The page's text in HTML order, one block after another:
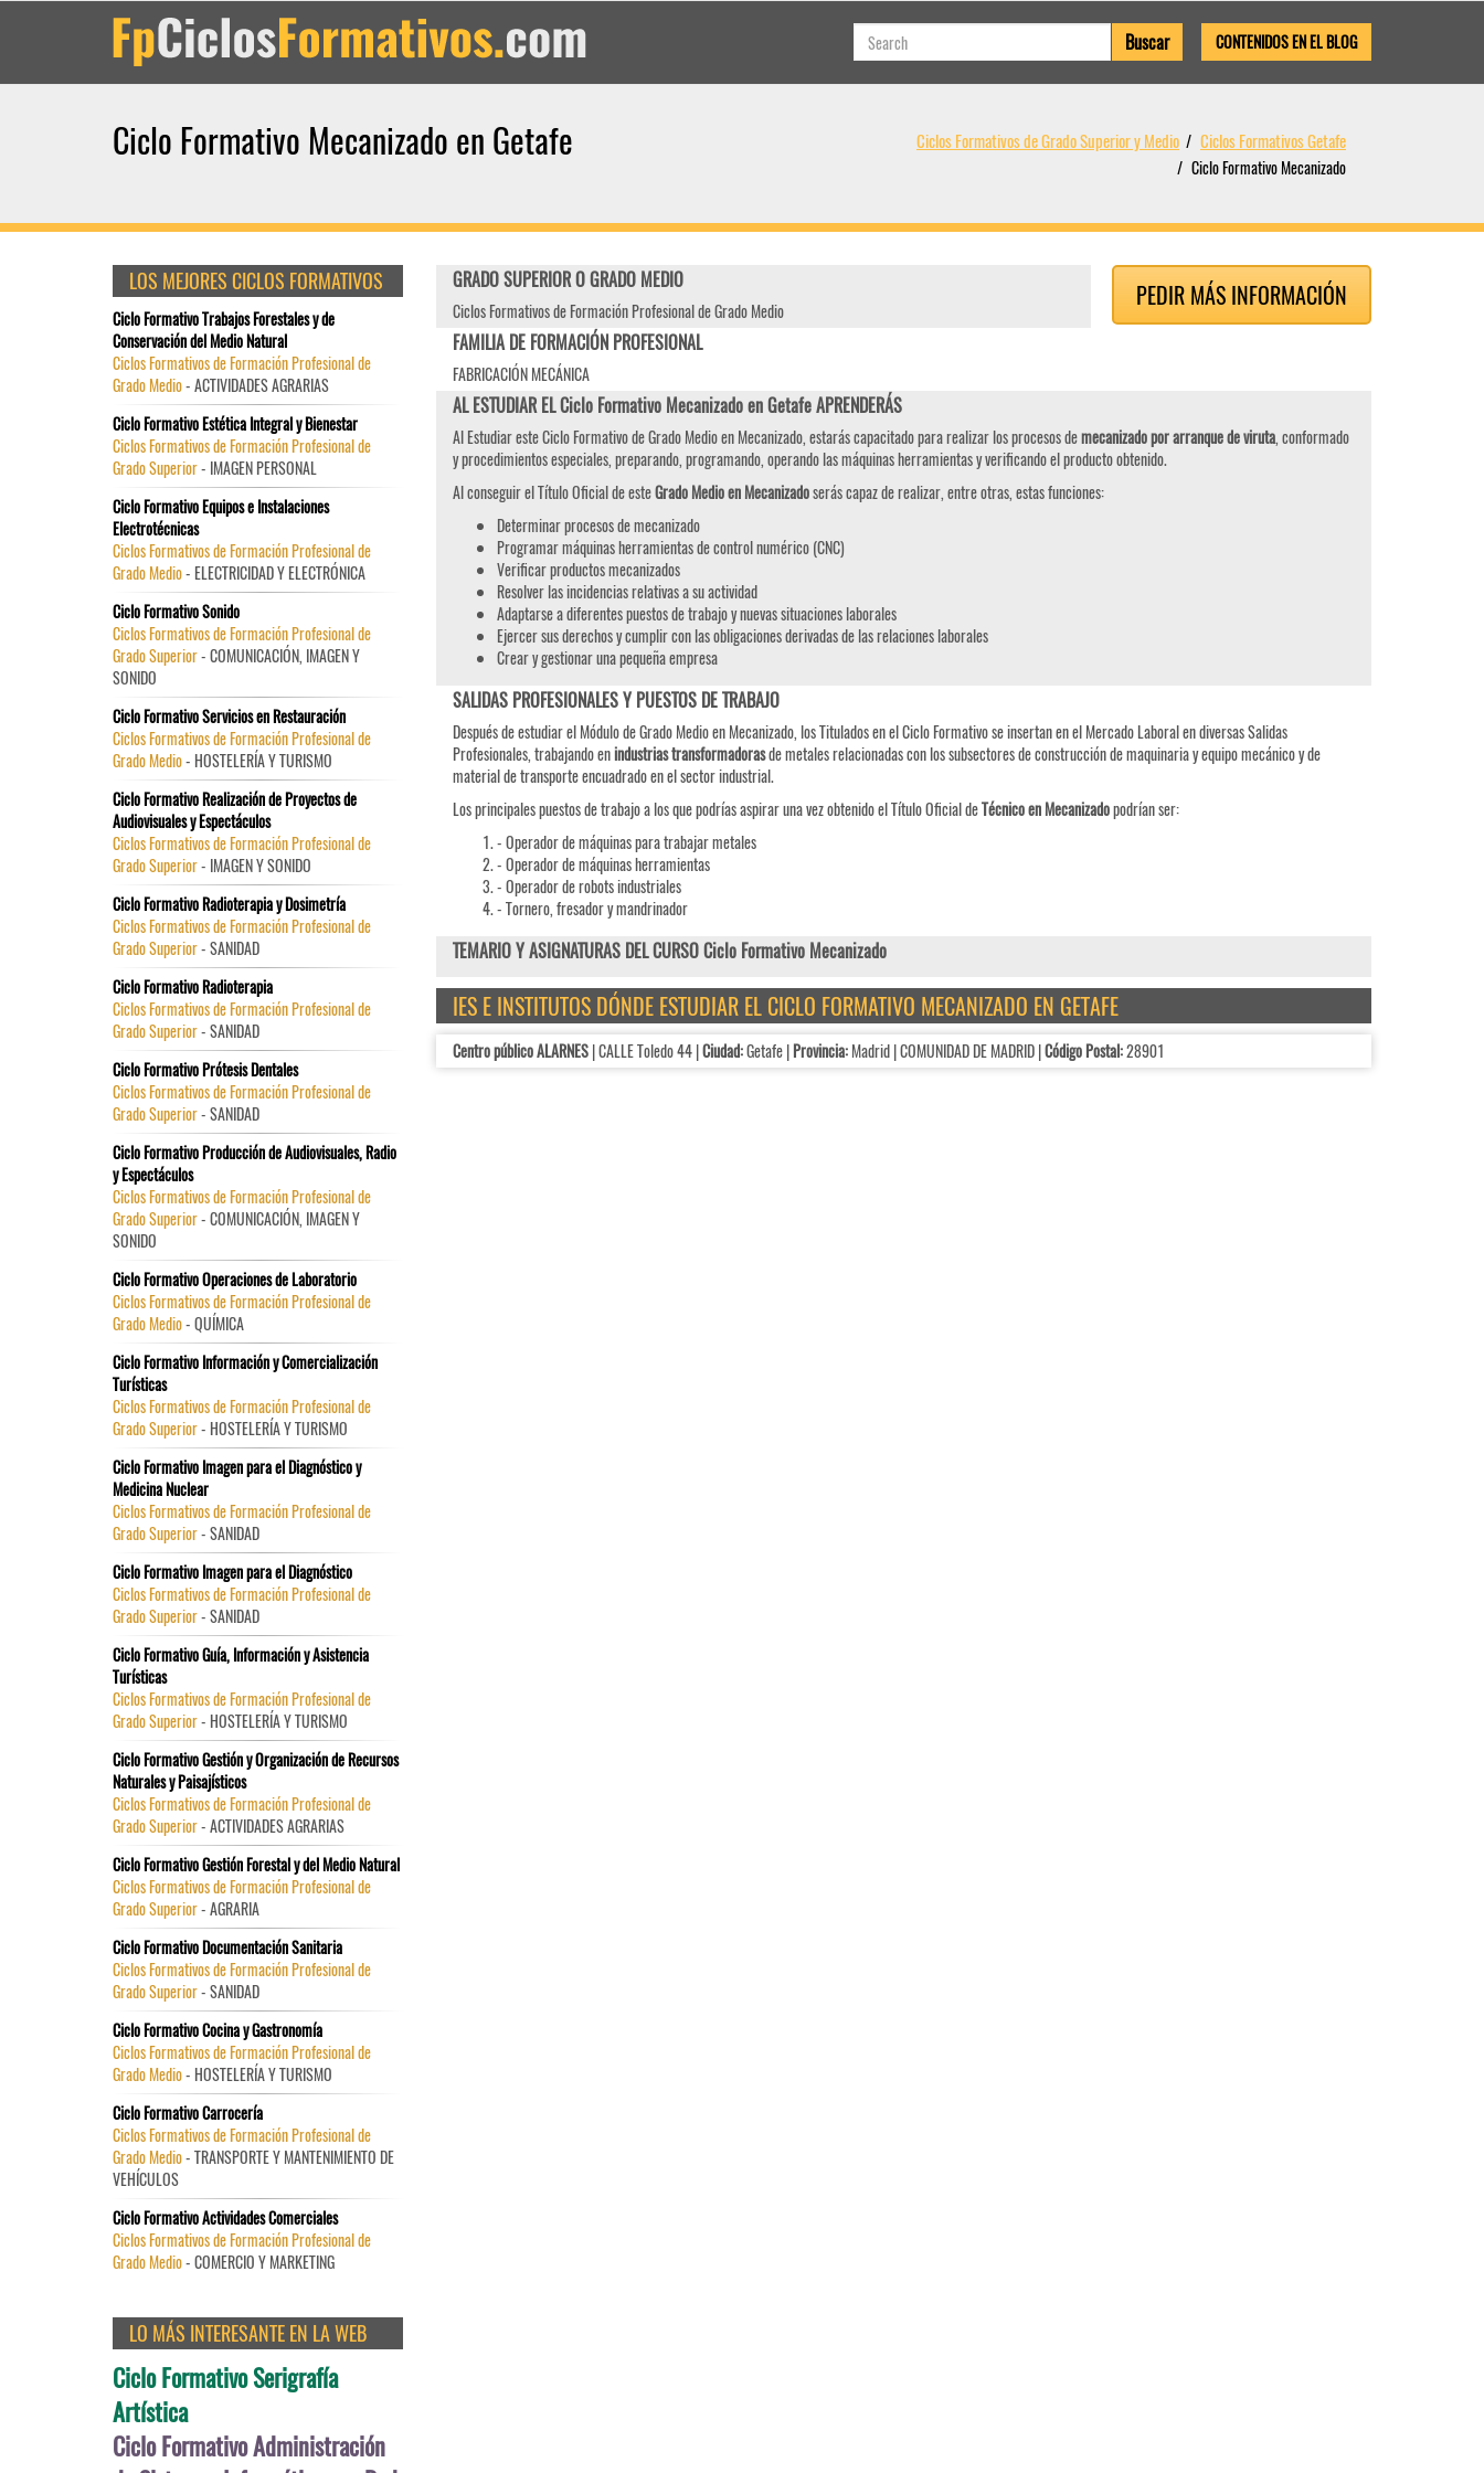
CONTENIDOS EN EL BLOG
Ciclo Formativo Mecanizado en Getafe Ciclos Formativos de Grado Superior y Medio Ciclos Formativos Getafe
Ciclo Formativo Mecanizado
PEDIR MÁS INFORMACIÓN
GRADO SUPERIOR O GRADO MEDIO
Ciclos Formativos de Formación Profesional de Grado Medio
FAMILIA DE FORMACIÓN PROFESIONAL
FABRICACIÓN MECÁNICA
AL ESTUDIAR EL Ciclo Formativo Mecanizado en Getafe APRENDERÁS
Al Estudiar este Ciclo Formativo de Grado Medio en Mecanizado, estarás capacitado para realizar los procesos demecanizado por arranque de viruta, conformado
y procedimientos especiales, preparando, programando, operando las máquinas herramientas y verificando el producto obtenido.
Al conseguir el Título Oficial de esteGrado Medio en Mecanizadoserás capaz de realizar, entre otras, estas funciones:
Determinar procesos de mecanizado
Programar máquinas herramientas de control numérico (CNC)
Verificar productos mecanizados
Resolver las incidencias relativas a su actividad
Adaptarse a diferentes puestos de trabajo y nuevas situaciones laborales
Ejercer sus derechos y cumplir con las obligaciones derivadas de las relaciones laborales
Crear y gestionar una pequeña empresa
SALIDAS PROFESIONALES Y PUESTOS DE TRABAJO
Después de estudiar el Módulo de Grado Medio en Mecanizado, los Titulados en el Ciclo Formativo se insertan en el Mercado Laboral en diversas Salidas
Profesionales, trabajando enindustrias transformadorasde metales relacionadas con los subsectores de construcción de maquinaria y equipo mecánico y de
material de transporte encuadrado en el sector industrial.
Los principales puestos de trabajo a los que podrías aspirar una vez obtenido el Título Oficial deTécnico en Mecanizadopodrían ser:
- Operador de máquinas para trabajar metales
- Operador de máquinas herramientas
- Operador de robots industriales
- Tornero, fresador y mandrinador
TEMARIO Y ASIGNATURAS DEL CURSO Ciclo Formativo Mecanizado
IES E INSTITUTOS DÓNDE ESTUDIAR EL CICLO FORMATIVO MECANIZADO EN GETAFE
Centro público ALARNES| CALLE Toledo 44 |Ciudad:Getafe |Provincia:Madrid | COMUNIDAD DE MADRID |Código Postal:28901
LOS MEJORES CICLOS FORMATIVOS
Ciclo Formativo Trabajos Forestales y de
Conservación del Medio Natural
Ciclos Formativos de Formación Profesional de
Grado Medio- ACTIVIDADES AGRARIAS
Ciclo Formativo Estética Integral y Bienestar
Ciclos Formativos de Formación Profesional de
Grado Superior- IMAGEN PERSONAL
Ciclo Formativo Equipos e Instalaciones
Electrotécnicas
Ciclos Formativos de Formación Profesional de
Grado Medio- ELECTRICIDAD Y ELECTRÓNICA
Ciclo Formativo Sonido
Ciclos Formativos de Formación Profesional de
Grado Superior- COMUNICACIÓN, IMAGEN Y
SONIDO
Ciclo Formativo Servicios en Restauración
Ciclos Formativos de Formación Profesional de
Grado Medio- HOSTELERÍA Y TURISMO
Ciclo Formativo Realización de Proyectos de
Audiovisuales y Espectáculos
Ciclos Formativos de Formación Profesional de
Grado Superior- IMAGEN Y SONIDO
Ciclo Formativo Radioterapia y Dosimetría
Ciclos Formativos de Formación Profesional de
Grado Superior- SANIDAD
Ciclo Formativo Radioterapia
Ciclos Formativos de Formación Profesional de
Grado Superior- SANIDAD
Ciclo Formativo Prótesis Dentales
Ciclos Formativos de Formación Profesional de
Grado Superior- SANIDAD
Ciclo Formativo Producción de Audiovisuales, Radio
y Espectáculos
Ciclos Formativos de Formación Profesional de
Grado Superior- COMUNICACIÓN, IMAGEN Y
SONIDO
Ciclo Formativo Operaciones de Laboratorio
Ciclos Formativos de Formación Profesional de
Grado Medio- QUÍMICA
Ciclo Formativo Información y Comercialización
Turísticas
Ciclos Formativos de Formación Profesional de
Grado Superior- HOSTELERÍA Y TURISMO
Ciclo Formativo Imagen para el Diagnóstico y
Medicina Nuclear
Ciclos Formativos de Formación Profesional de
Grado Superior- SANIDAD
Ciclo Formativo Imagen para el Diagnóstico
Ciclos Formativos de Formación Profesional de
Grado Superior- SANIDAD
Ciclo Formativo Guía, Información y Asistencia
Turísticas
Ciclos Formativos de Formación Profesional de
Grado Superior- HOSTELERÍA Y TURISMO
Ciclo Formativo Gestión y Organización de Recursos
Naturales y Paisajísticos
Ciclos Formativos de Formación Profesional de
Grado Superior- ACTIVIDADES AGRARIAS
Ciclo Formativo Gestión Forestal y del Medio Natural
Ciclos Formativos de Formación Profesional de
Grado Superior- AGRARIA
Ciclo Formativo Documentación Sanitaria
Ciclos Formativos de Formación Profesional de
Grado Superior- SANIDAD
Ciclo Formativo Cocina y Gastronomía
Ciclos Formativos de Formación Profesional de
Grado Medio- HOSTELERÍA Y TURISMO
Ciclo Formativo Carrocería
Ciclos Formativos de Formación Profesional de
Grado Medio- TRANSPORTE Y MANTENIMIENTO DE
VEHÍCULOS
Ciclo Formativo Actividades Comerciales
Ciclos Formativos de Formación Profesional de
Grado Medio- COMERCIO Y MARKETING
LO MÁS INTERESANTE EN LA WEB
Ciclo Formativo Serigrafía
Artística
Ciclo Formativo Administración